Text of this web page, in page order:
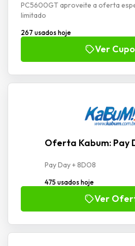
PC5600GT aproveite a oferta
limitado
267 usados hoje
Ver
Oferta Kabum: Pay
Pay Day + 8DO8
475 usados hoje
Ver